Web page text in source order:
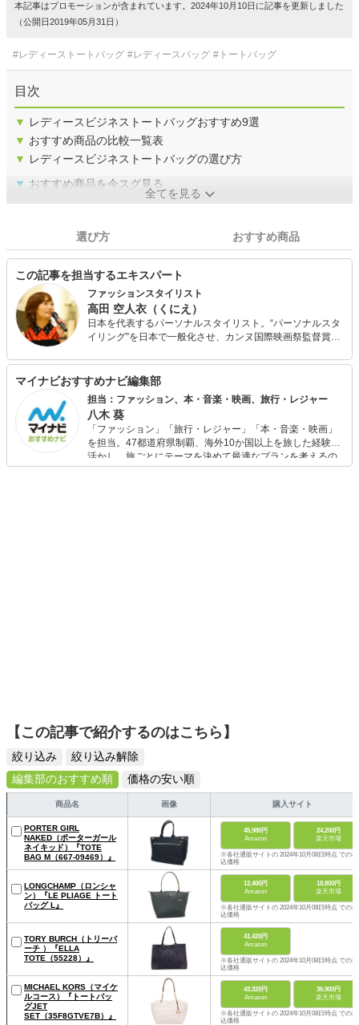
本記事はプロモーションが含まれています。2024年10月10日に記事を更新しました
（公開日2019年05月31日）
#レディーストートバッグ #レディースバッグ #トートバッグ
目次
▼ レディースビジネストートバッグおすすめ9選
▼ おすすめ商品の比較一覧表
▼ レディースビジネストートバッグの選び方
▼ おすすめ商品を今スグ見る
全てを見る
選び方 おすすめ商品
この記事を担当するエキスパート
ファッションスタイリスト
高田 空人衣（くにえ）
日本を代表するパーソナルスタイリスト。“パーソナルスタ
イリング”を日本で一般化させ、カンヌ国際映画祭監督賞作
スペシャリストとして、TBS『サタデープラス』日本テレ
ビ『ズームイン!!サタデー』他NHK、テレビ東京など多くの
人気TV番組に出演・番組監修を行う。 講演・トークショ
ー・講師のオファーは常に殺到。大手企業広告のスタイリ
ング実績として『ハリウッド化粧品』『ＪＲ東日本』他多
数。小学館、学研などが運営する有名媒体や、ニッセン、
マルイなどファッション系公式サイトにて、執筆家として
も活躍。数多く連載を担当している。
マイナビおすすめナビ編集部
担当：ファッション、本・音楽・映画、旅行・レジャー
八木 葵
「ファッション」「旅行・レジャー」「本・音楽・映画」
を担当。47都道府県制覇、海外10か国以上を旅した経験を
活かし、旅ごとにテーマを決めて最適なプランを考えるの
が得意。また、アパレルショップでの販売経験もあり。誰
【この記事で紹介するのはこちら】
絞り込み
絞り込み解除
編集部のおすすめ順
価格の安い順
商品名 画像 購入サイト
PORTER GIRL
NAKED（ポーターガール
ネイキッド）『TOTE
BAG M（667-09469）』
45,980円
Amazon
24,200円
楽天市場
※各社通販サイトの 2024年10月08日時点 での税
込価格
LONGCHAMP（ロンシャ
ン）『LE PLIAGE トート
バッグ L』
12,400円
Amazon
18,800円
楽天市場
※各社通販サイトの 2024年10月08日時点 での税
込価格
TORY BURCH（トリーバ
ーチ ）『ELLA
TOTE（55228）』
41,420円
Amazon
※各社通販サイトの 2024年10月08日時点 での税
込価格
MICHAEL KORS（マイケ
ルコース）『トートバッ
グJET
SET（35F8GTVE7B）』
43,320円
Amazon
36,900円
楽天市場
※各社通販サイトの 2024年10月08日時点 での税
込価格